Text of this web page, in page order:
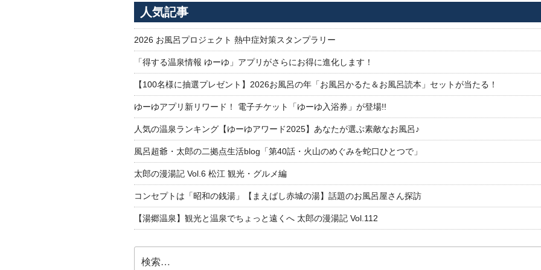
ー
シ
ョ
ン
人気記事
2026 お風呂プロジェクト 熱中症対策スタンプラリー
「得する温泉情報 ゆーゆ」アプリがさらにお得に進化します！
【100名様に抽選プレゼント】2026お風呂の年「お風呂かるた＆お風呂読本」セットが当たる！
ゆーゆアプリ新リワード！ 電子チケット「ゆーゆ入浴券」が登場!!
人気の温泉ランキング【ゆーゆアワード2025】あなたが選ぶ素敵なお風呂♪
風呂超爺・太郎の二拠点生活blog「第40話・火山のめぐみを蛇口ひとつで」
太郎の漫湯記 Vol.6 松江 観光・グルメ編
コンセプトは「昭和の銭湯」【まえばし赤城の湯】話題のお風呂屋さん探訪
【湯郷温泉】観光と温泉でちょっと遠くへ 太郎の漫湯記 Vol.112
索: